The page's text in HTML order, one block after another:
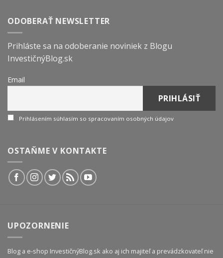
ODOBERAŤ NEWSLETTER
Prihláste sa na odoberanie noviniek z Blogu
InvestičnýBlog.sk
Email
Prihlásením súhlasím so spracovaním osobných údajov
OSTAŇME V KONTAKTE
UPOZORNENIE
Blog a e-shop InvestičnýBlog.sk ako aj ich majiteľ a prevádzkovateľ nie